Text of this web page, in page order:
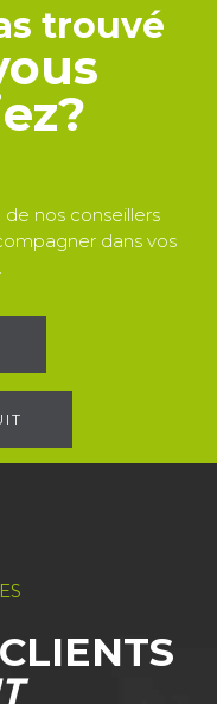
trouvé
nos conseillers
dans vos